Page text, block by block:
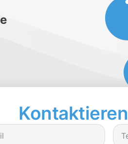
Kontaktieren